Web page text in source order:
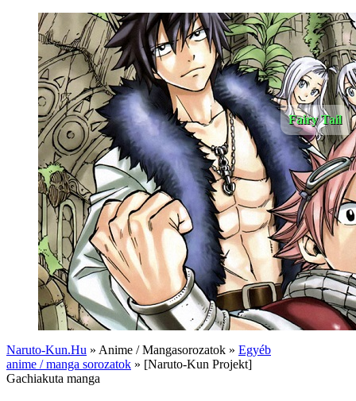
Fairy Tail
Naruto-Kun.Hu » Anime / Mangasorozatok » Egyéb
anime / manga sorozatok » [Naruto-Kun Projekt]
Gachiakuta manga